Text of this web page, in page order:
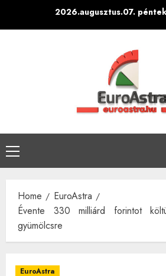
2026.augusztus.07.
Primary
Menu
Home
EuroAstra
Évente 330 milliárd forintot
gyümölcsre
EuroAstra